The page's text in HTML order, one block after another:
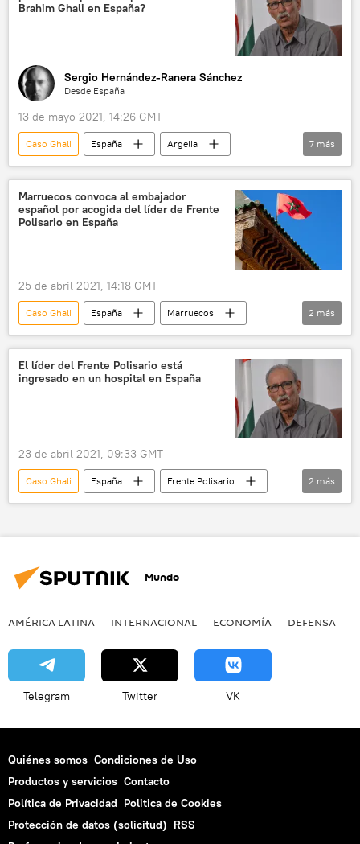
Brahim Ghali en España?
Sergio Hernández-Ranera Sánchez
Desde España
13 de mayo 2021, 14:26 GMT
Caso Ghali España
Argelia
Ministerio de Asuntos Exteriores de España
Sáhara Occidental
Frente Polisario
República Árabe Saharaui Democrática
7 más
Marruecos convoca al embajador
español por acogida del líder de Frente
Polisario en España
25 de abril 2021, 14:18 GMT
Caso Ghali España
Marruecos
Sáhara Occidental
Frente Polisario
2 más
El líder del Frente Polisario está
ingresado en un hospital en España
23 de abril 2021, 09:33 GMT
Caso Ghali España
Frente Polisario
hospital
Brahim Ghali
2 más
Mundo
AMÉRICA LATINA INTERNACIONAL ECONOMÍA DEFENSA
Telegram Twitter VK
Quiénes somos Condiciones de Uso
Productos y servicios Contacto
Política de Privacidad Politica de Cookies
Protección de datos (solicitud) RSS